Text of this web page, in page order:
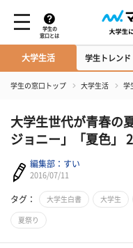
学生の
窓口とは
大学生活 学生トレンド
学生の窓口トップ 大学生活 学
大学生世代が青春の
ジョニー」「夏色」
編集部：すい
2016/07/11
タグ： 大学生白書 大学生
夏祭り